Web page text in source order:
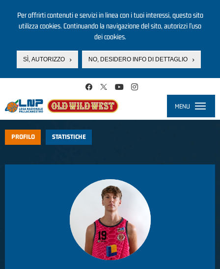
Per offrirti contenuti e servizi in linea con i tuoi interessi, questo sito
utilizza cookies. Continuando la navigazione del sito, autorizzi l’uso
dei cookies.
SÌ, AUTORIZZO NO, DESIDERO INFO DI DETTAGLIO
MENU
PROFILO STATISTICHE